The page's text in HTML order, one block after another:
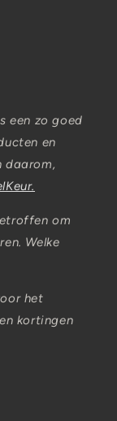
een zo goed
en
daarom,
om
Welke
het
kortingen